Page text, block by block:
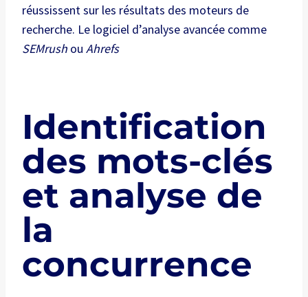
réussissent sur les résultats des moteurs de
recherche. Le logiciel d’analyse avancée comme
SEMrush ou Ahrefs
Identification
des mots-clés
et analyse de
la
concurrence